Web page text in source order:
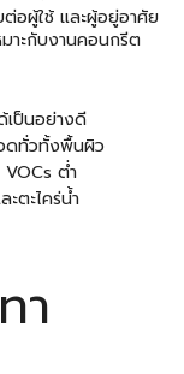
อผู้ใช้ และผู้อยู่อาศัย
มาะกับงานคอนกรีต
เป็นอย่างดี
ดทั่วทั้งพื้นผิว
ต่ำ
ตะไคร่น้ำ
า